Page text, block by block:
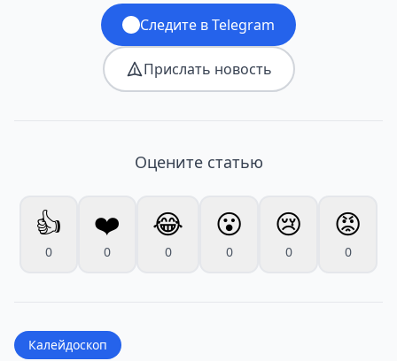
Следите в Telegram
Прислать новость
Оцените статью
👍
0
❤️
0
😂
0
😮
0
😢
0
😡
0
Калейдоскоп